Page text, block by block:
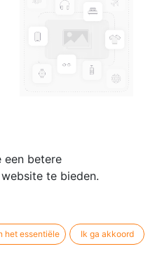
Blokfluit alt B ahorn
4300 dubbele boring
360,00 €
een betere
te bieden.
het essentiële Ik ga akkoord